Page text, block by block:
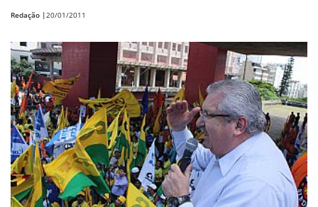
Redação |20/01/2011